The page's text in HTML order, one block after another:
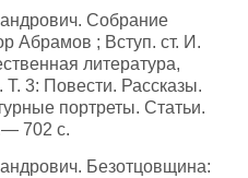
Собрание
Абрамов ; Вступ. ст. И.
литература,
Т. 3: Повести. Рассказы.
портреты. Статьи.
702 с.
Безотцовщина: